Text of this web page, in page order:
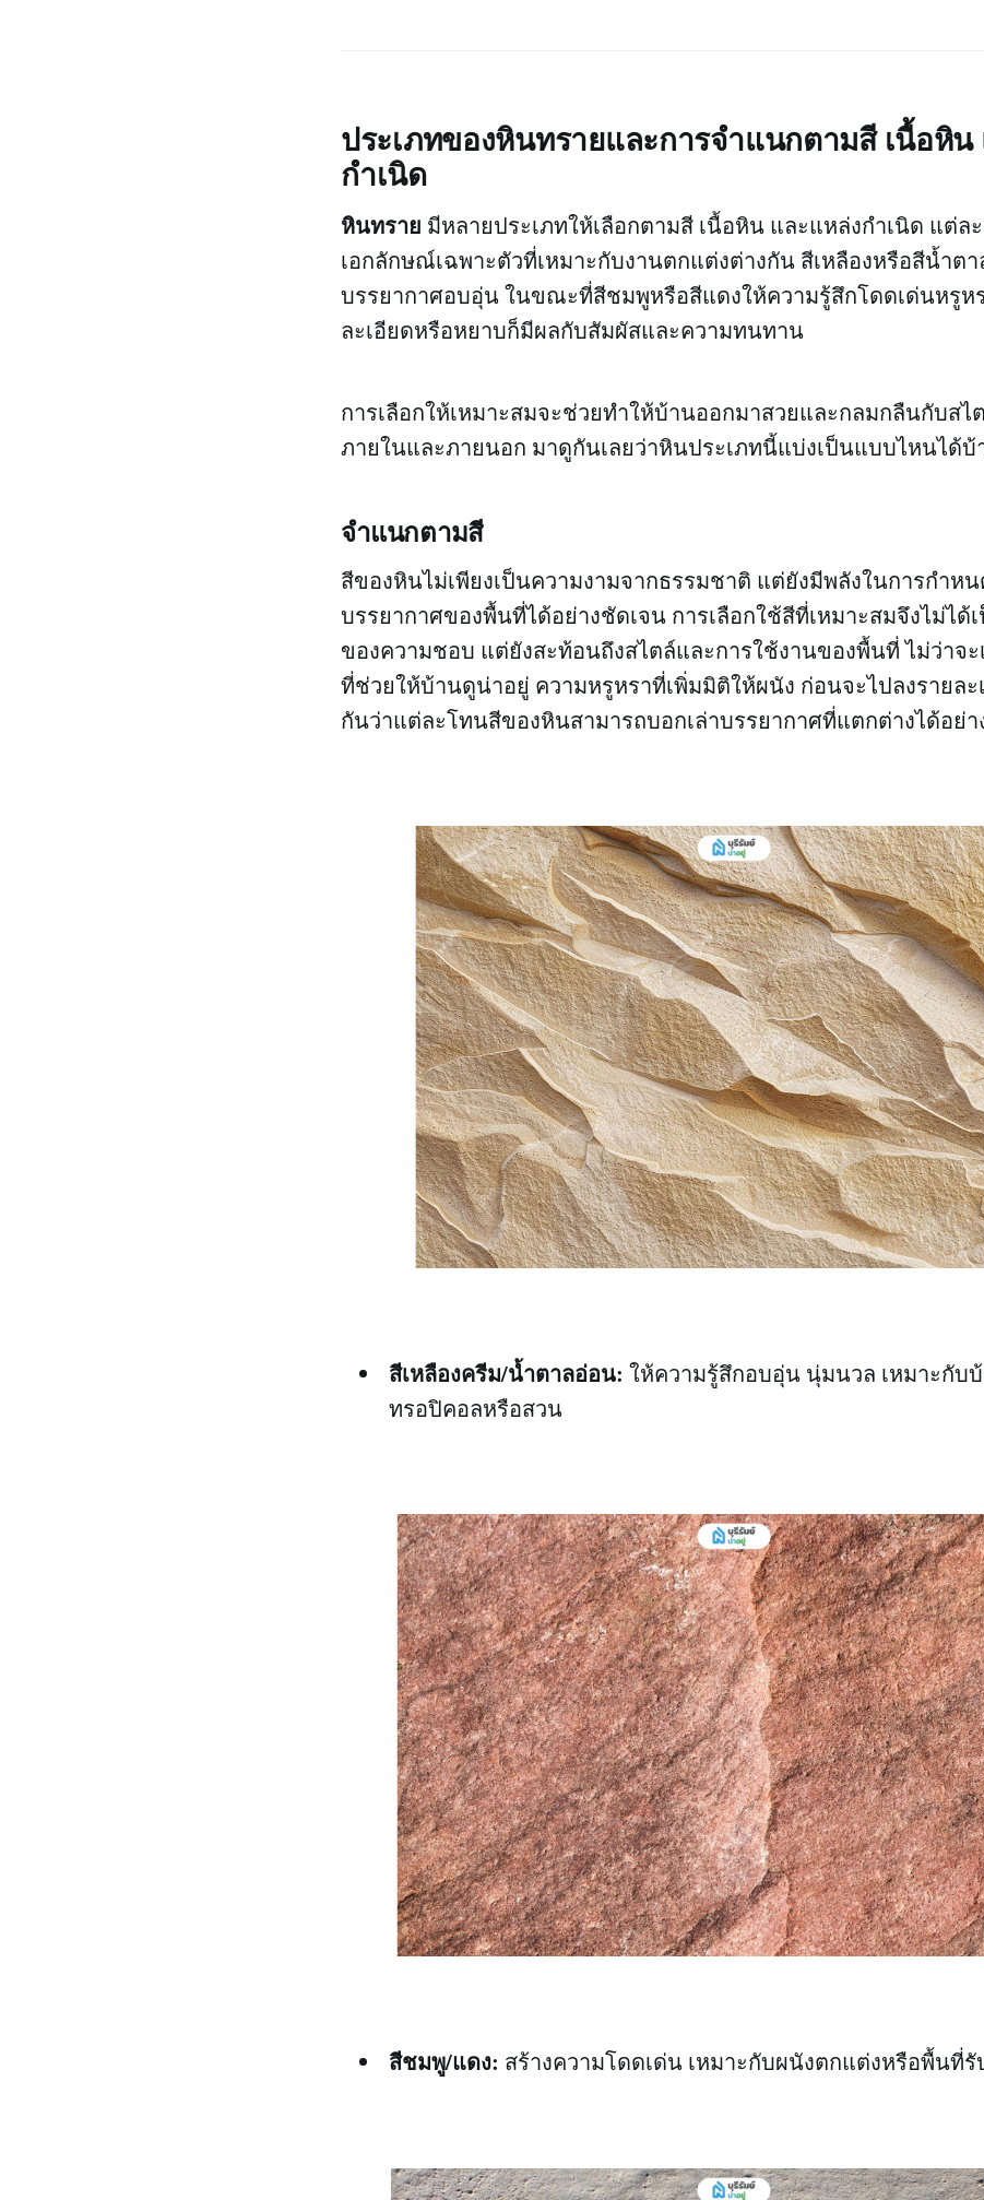
ประเภทของหินทรายและการจำแนกตามสี เนื้อหิน
กำเนิด
หินทราย มีหลายประเภทให้เลือกตามสี เนื้อหิน และแหล่งกำเนิด แต่ล
เอกลักษณ์เฉพาะตัวที่เหมาะกับงานตกแต่งต่างกัน สีเหลืองหรือสีน้ำต
บรรยากาศอบอุ่น ในขณะที่สีชมพูหรือสีแดงให้ความรู้สึกโดดเด่นหรูห
ละเอียดหรือหยาบก็มีผลกับสัมผัสและความทนทาน
การเลือกให้เหมาะสมจะช่วยทำให้บ้านออกมาสวยและกลมกลืนกับสไ
ภายในและภายนอก มาดูกันเลยว่าหินประเภทนี้แบ่งเป็นแบบไหนได้บ้
จำแนกตามสี
สีของหินไม่เพียงเป็นความงามจากธรรมชาติ แต่ยังมีพลังในการกำห
บรรยากาศของพื้นที่ได้อย่างชัดเจน การเลือกใช้สีที่เหมาะสมจึงไม่ได้เ
ของความชอบ แต่ยังสะท้อนถึงสไตล์และการใช้งานของพื้นที่ ไม่ว่าจ
ที่ช่วยให้บ้านดูน่าอยู่ ความหรูหราที่เพิ่มมิติให้ผนัง ก่อนจะไปลงรายละ
กันว่าแต่ละโทนสีของหินสามารถบอกเล่าบรรยากาศที่แตกต่างได้อย่า
สีเหลืองครีม/น้ำตาลอ่อน: ให้ความรู้สึกอบอุ่น นุ่มนวล เหมาะกับ
ทรอปิคอลหรือสวน
สีชมพู/แดง: สร้างความโดดเด่น เหมาะกับผนังตกแต่งหรือพื้นที่รั